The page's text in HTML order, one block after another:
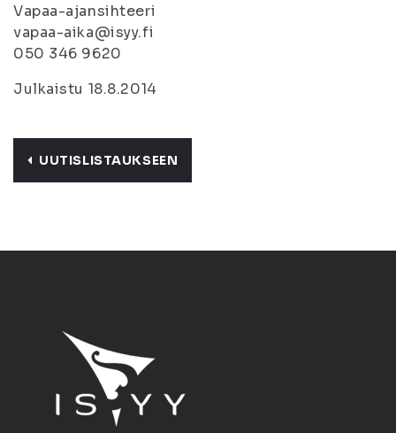
Vapaa-ajansihteeri
vapaa-aika@isyy.fi
050 346 9620
Julkaistu 18.8.2014
UUTISLISTAUKSEEN